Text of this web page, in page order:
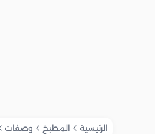
الرئيسية المطبخ وصفات